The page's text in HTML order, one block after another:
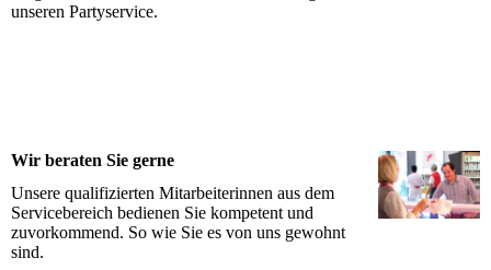
unseren Partyservice.
Wir beraten Sie gerne
Unsere qualifizierten Mitarbeiterinnen aus dem
Servicebereich bedienen Sie kompetent und
zuvorkommend. So wie Sie es von uns gewohnt
sind.